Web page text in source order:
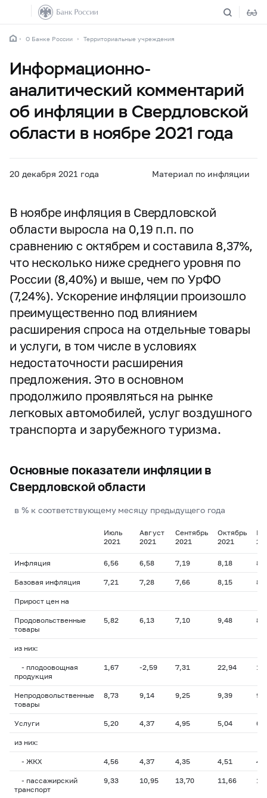
О Банке России Территориальные учреждения
Информационно-
аналитический комментарий
об инфляции в Свердловской
области в ноябре 2021 года
20 декабря 2021 года Материал по инфляции
В ноябре инфляция в Свердловской
области выросла на 0,19 п.п. по
сравнению с октябрем и составила 8,37%,
что несколько ниже среднего уровня по
России (8,40%) и выше, чем по УрФО
(7,24%). Ускорение инфляции произошло
преимущественно под влиянием
расширения спроса на отдельные товары
и услуги, в том числе в условиях
недостаточности расширения
предложения. Это в основном
продолжило проявляться на рынке
легковых автомобилей, услуг воздушного
транспорта и зарубежного туризма.
Основные показатели инфляции в
Свердловской области
в % к соответствующему месяцу предыдущего года
Июль
2021
Август
2021
Сентябрь
2021
Октябрь
2021
Инфляция 6,56 6,58 7,19 8,18
Базовая инфляция 7,21 7,28 7,66 8,15
Прирост цен на
Продовольственные
товары
5,82 6,13 7,10 9,48
из них:
- плодоовощная
продукция
1,67 -2,59 7,31 22,94
Непродовольственные
товары
8,73 9,14 9,25 9,39
Услуги 5,20 4,37 4,95 5,04
из них:
- ЖКХ 4,56 4,37 4,35 4,51
- пассажирский
транспорт
9,33 10,95 13,70 11,66